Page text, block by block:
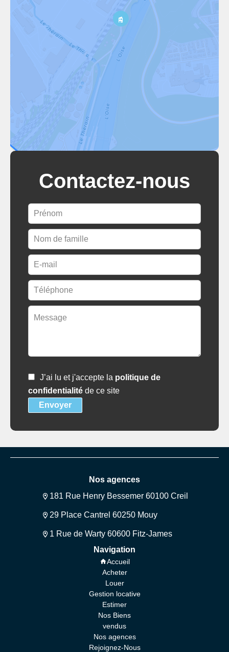
Contactez-nous
J’ai lu et j'accepte la politique de
confidentialité de ce site
Envoyer
Nos agences
181 Rue Henry Bessemer 60100 Creil
29 Place Cantrel 60250 Mouy
1 Rue de Warty 60600 Fitz-James
Navigation
Accueil
Acheter
Louer
Gestion locative
Estimer
Nos Biens
vendus
Nos agences
Rejoignez-Nous